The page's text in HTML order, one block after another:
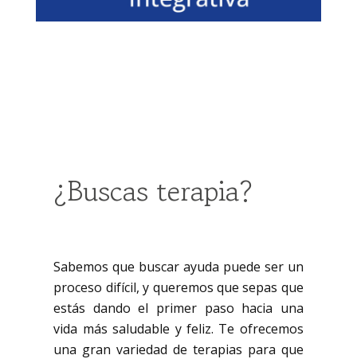
¿Buscas terapia?
Sabemos que buscar ayuda puede ser un
proceso difícil, y queremos que sepas que
estás dando el primer paso hacia una
vida más saludable y feliz. Te ofrecemos
una gran variedad de terapias para que